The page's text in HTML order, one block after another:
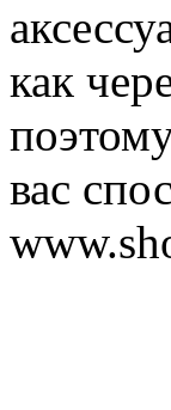
как
вас